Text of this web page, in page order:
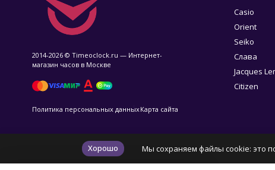
2014-2026 © Timeoclock.ru — Интернет-
магазин часов в Москве
Политика персональных данныхКарта сайта
Casio
Orient
Seiko
Слава
Jacques
Citizen
Хорошо Мы сохраняем файлы cookie: это